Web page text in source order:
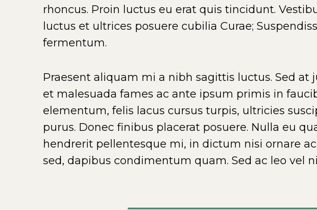
rhoncus. Proin luctus eu erat quis tincidunt.
luctus et ultrices posuere cubilia Curae;
fermentum.
Praesent aliquam mi a nibh sagittis luctus. Sed at
et malesuada fames ac ante ipsum primis in
elementum, felis lacus cursus turpis, ultricies
purus. Donec finibus placerat posuere. Nulla eu
hendrerit pellentesque mi, in dictum nisi ornare
sed, dapibus condimentum quam. Sed ac leo vel